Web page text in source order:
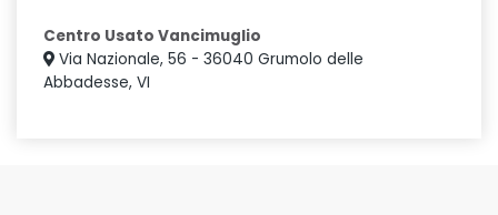
Centro Usato Vancimuglio
Via Nazionale, 56 - 36040 Grumolo delle
Abbadesse, VI